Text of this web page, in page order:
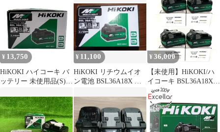
未使用品
¥ 13,750
HiKOKI ハイコーキ バ
ッテリー 未使用品(S)
¥ 11,100
HiKOKI リチウムイオ
ン電池 BSL36A18X 本
¥36,000
【未使用】HiKOKI/ハ
イコーキ BSL36A18X 4
個 リチウムイオン電池
第2世代マルチボルト
バッテリー 36V 18V ※
一部地域配送別料金
●140938